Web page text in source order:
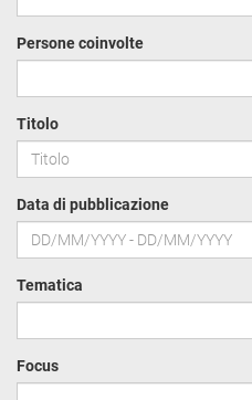
Persone coinvolte
Titolo
Data di pubblicazione
Tematica
Focus